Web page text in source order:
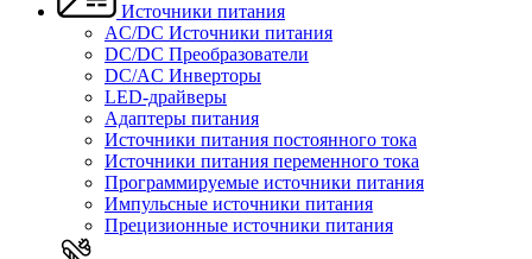
Источники питания
AC/DC Источники питания
DC/DC Преобразователи
DC/AC Инверторы
LED-драйверы
Адаптеры питания
Источники питания постоянного тока
Источники питания переменного тока
Программируемые источники питания
Импульсные источники питания
Прецизионные источники питания